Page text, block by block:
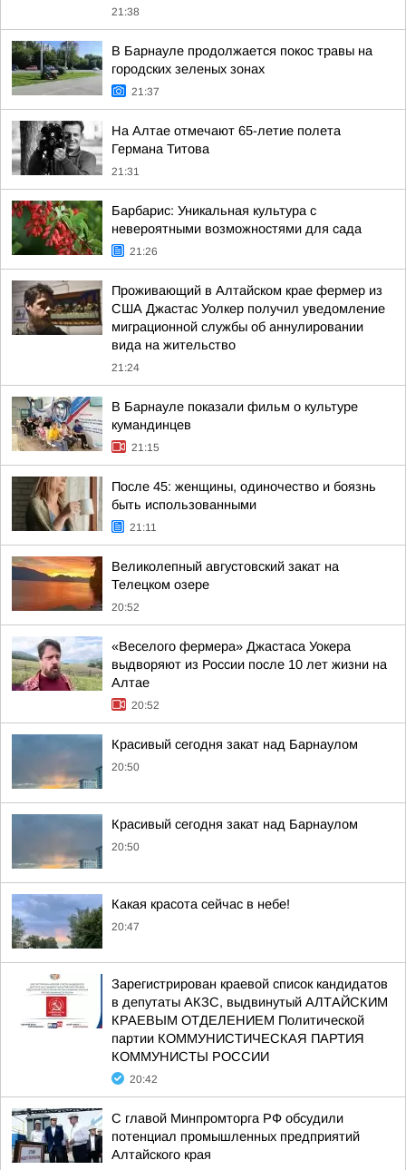
21:38
В Барнауле продолжается покос травы на
городских зеленых зонах
21:37
На Алтае отмечают 65-летие полета
Германа Титова
21:31
Барбарис: Уникальная культура с
невероятными возможностями для сада
21:26
Проживающий в Алтайском крае фермер из
США Джастас Уолкер получил уведомление
миграционной службы об аннулировании
вида на жительство
21:24
В Барнауле показали фильм о культуре
кумандинцев
21:15
После 45: женщины, одиночество и боязнь
быть использованными
21:11
Великолепный августовский закат на
Телецком озере
20:52
«Веселого фермера» Джастаса Уокера
выдворяют из России после 10 лет жизни на
Алтае
20:52
Красивый сегодня закат над Барнаулом
20:50
Красивый сегодня закат над Барнаулом
20:50
Какая красота сейчас в небе!
20:47
Зарегистрирован краевой список кандидатов
в депутаты АКЗС, выдвинутый АЛТАЙСКИМ
КРАЕВЫМ ОТДЕЛЕНИЕМ Политической
партии КОММУНИСТИЧЕСКАЯ ПАРТИЯ
КОММУНИСТЫ РОССИИ
20:42
С главой Минпромторга РФ обсудили
потенциал промышленных предприятий
Алтайского края